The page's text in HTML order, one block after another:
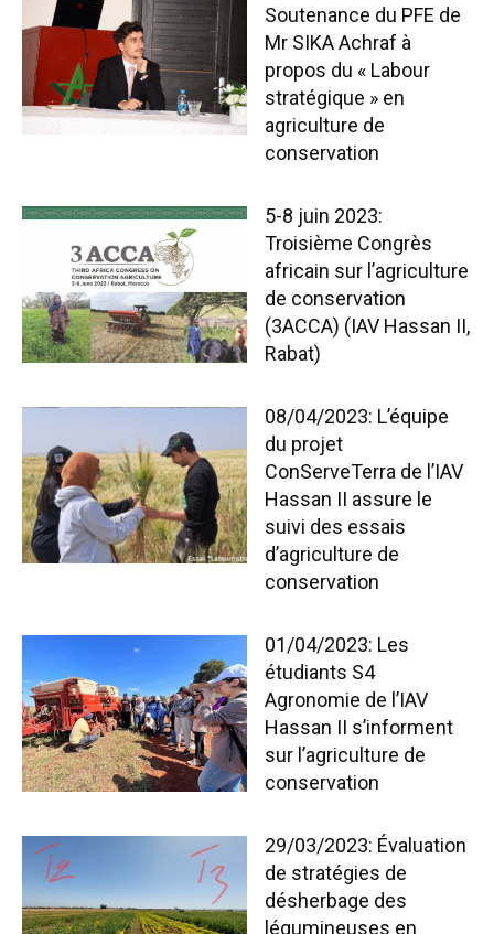
Soutenance du PFE de
Mr SIKA Achraf à
propos du « Labour
stratégique » en
agriculture de
conservation
5-8 juin 2023:
Troisième Congrès
africain sur l’agriculture
de conservation
(3ACCA) (IAV Hassan II,
Rabat)
08/04/2023: L’équipe
du projet
ConServeTerra de l’IAV
Hassan II assure le
suivi des essais
d’agriculture de
conservation
01/04/2023: Les
étudiants S4
Agronomie de l’IAV
Hassan II s’informent
sur l’agriculture de
conservation
29/03/2023: Évaluation
de stratégies de
désherbage des
légumineuses en